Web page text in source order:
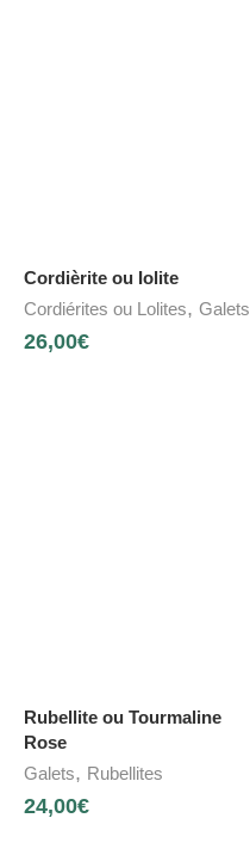
Cordièrite ou Iolite
Cordiérites ou Lolites, Galets
26,00€
Rubellite ou Tourmaline
Rose
Galets, Rubellites
24,00€